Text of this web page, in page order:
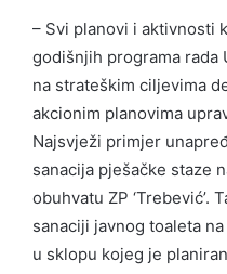
– Svi planovi i aktivnosti
godišnjih programa rada
na strateškim ciljevima
akcionim planovima
Najsvježi primjer
sanacija pješačke staze
obuhvatu ZP ‘Trebević’.
sanaciji javnog toaleta
u sklopu kojeg je